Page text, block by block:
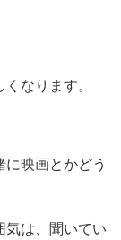
なります。
映画とかどう
気は、聞いてい